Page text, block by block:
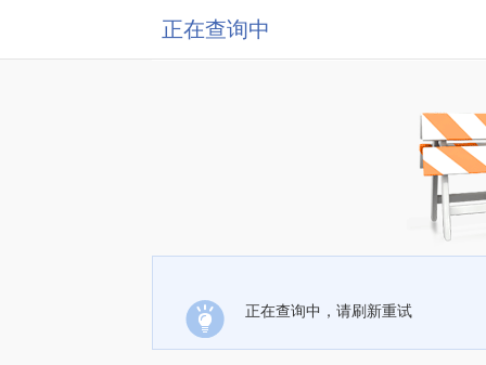
正在查询中
正在查询中，请刷新重试